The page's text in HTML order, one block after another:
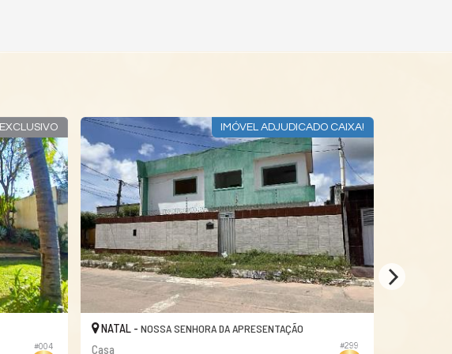
EXCLUSIVO
#004
IMÓVEL ADJUDICADO CAIXA!
#299
NATAL - NOSSA SENHORA DA APRESENTAÇÃO
Casa